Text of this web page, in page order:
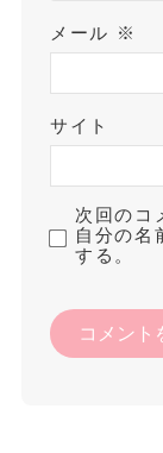
メール ※
サイト
次回のコ
自分の名
する。